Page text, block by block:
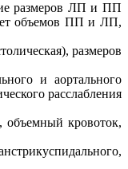
размеров ЛП и ПП
объемов ПП и ЛП,
размеров
и аортального
расслабления
объемный кровоток,